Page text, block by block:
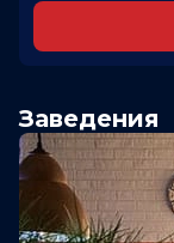
Заведения